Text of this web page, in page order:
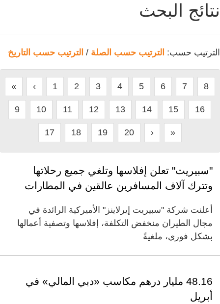
نتائج البحث
الترتيب حسب: الترتيب حسب الصلة / الترتيب حسب التاريخ
« ‹ 1 2 3 4 5 6 7 8
9 10 11 12 13 14 15 16
17 18 19 20 › »
"سبيريت" تعلن إفلاسها وتلغي جميع رحلاتها
وتترك آلاف المسافرين عالقين في المطارات
أعلنت شركة "سبيريت إيرلاينز" الأميركية الرائدة في
مجال الطيران منخفض التكلفة، إفلاسها وتصفية أعمالها
بشكل فوري، ملغيةً
48.16 مليار درهم مكاسب «دبي المالي» في
أبريل